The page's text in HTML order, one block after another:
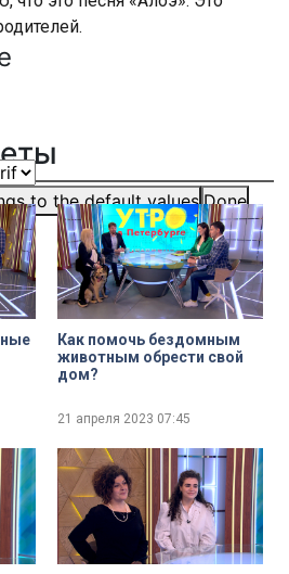
to the default values Done
Как помочь бездомным
животным обрести свой
дом?
21 апреля 2023 07:45